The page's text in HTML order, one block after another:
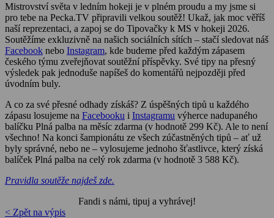
Mistrovství světa v ledním hokeji je v plném proudu a my jsme si
pro tebe na Pecka.TV připravili velkou soutěž! Ukaž, jak moc věříš
naší reprezentaci, a zapoj se do Tipovačky k MS v hokeji 2026.
Soutěžíme exkluzivně na našich sociálních sítích – stačí sledovat náš
Facebook nebo Instagram, kde budeme před každým zápasem
českého týmu zveřejňovat soutěžní příspěvky. Své tipy na přesný
výsledek pak jednoduše napíšeš do komentářů nejpozději před
úvodním buly.
A co za své přesné odhady získáš? Z úspěšných tipů u každého
zápasu losujeme na Facebooku i Instagramu výherce nadupaného
balíčku Plná palba na měsíc zdarma (v hodnotě 299 Kč). Ale to není
všechno! Na konci šampionátu ze všech zúčastněných tipů – ať už
byly správné, nebo ne – vylosujeme jednoho šťastlivce, který získá
balíček Plná palba na celý rok zdarma (v hodnotě 3 588 Kč).
Pravidla soutěže najdeš zde.
Fandi s námi, tipuj a vyhrávej!
< Zpět na výpis